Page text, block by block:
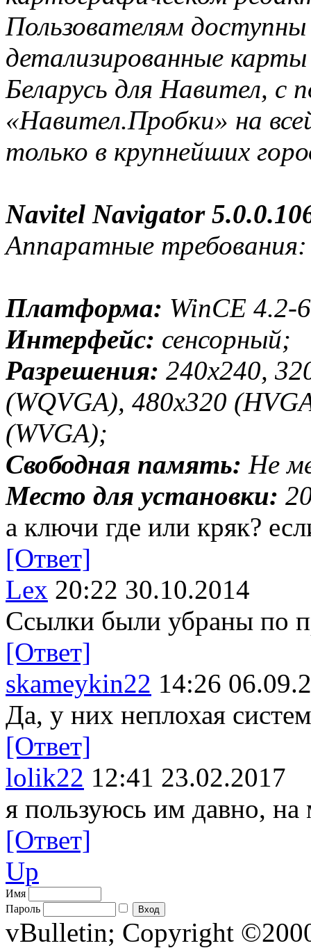
Пользователям
детализированные
Беларусь для Навител, с
«Навител.Пробки» на
только в крупнейших
Navitel Navigator
Аппаратные требования:
Платформа: WinCE 4.2-
Интерфейс: сенсорный;
Разрешения: 240x240,
(WQVGA), 480x320
(WVGA);
Свободная память: Не
Место для установки:
а ключи где или кряк?
[Ответ]
Lex 20:22 30.10.2014
Ссылки были убраны по
[Ответ]
skameykin22 14:26
Да, у них неплохая
[Ответ]
lolik22 12:41 23.02.2017
я пользуюсь им давно,
[Ответ]
Up
Имя
Пароль
vBulletin; Copyright